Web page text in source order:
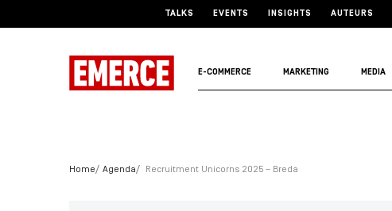
TALKS EVENTS INSIGHTS AUTEURS
E-COMMERCE MARKETING MEDIA
Home Agenda Recruitment Unicorns 2025 – Breda